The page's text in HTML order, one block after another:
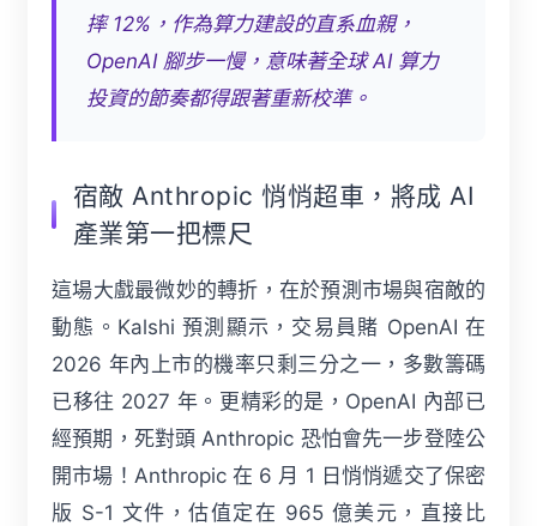
摔 12%，作為算力建設的直系血親，
OpenAI 腳步一慢，意味著全球 AI 算力
投資的節奏都得跟著重新校準。
宿敵 Anthropic 悄悄超車，將成 AI
產業第一把標尺
這場大戲最微妙的轉折，在於預測市場與宿敵的
動態。Kalshi 預測顯示，交易員賭 OpenAI 在
2026 年內上市的機率只剩三分之一，多數籌碼
已移往 2027 年。更精彩的是，OpenAI 內部已
經預期，死對頭 Anthropic 恐怕會先一步登陸公
開市場！Anthropic 在 6 月 1 日悄悄遞交了保密
版 S-1 文件，估值定在 965 億美元，直接比